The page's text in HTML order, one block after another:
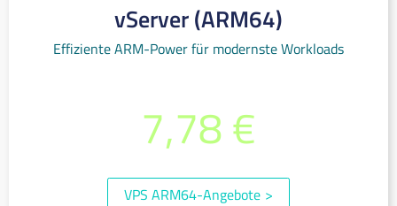
vServer (ARM64)
Effiziente ARM-Power für modernste Workloads
7,78 €
VPS ARM64-Angebote >